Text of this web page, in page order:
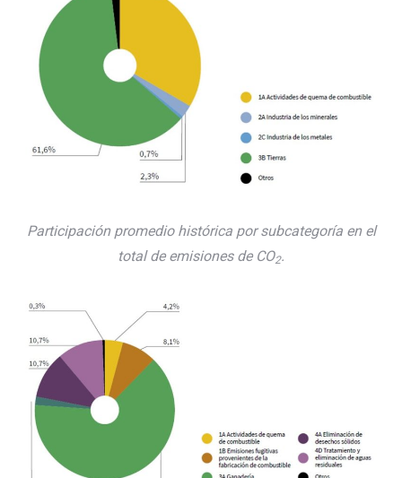
Participación promedio histórica por subcategoría en el
total de emisiones de CO2.